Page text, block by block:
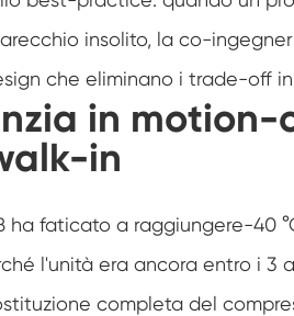
Camera di
Camera di
Camera di
invecchiamento
dell'umidità
insolito, la co-
che eliminano i trade-off
in motion-
in
ha faticato a raggiungere-40
l'unità era ancora entro i 3
completa del